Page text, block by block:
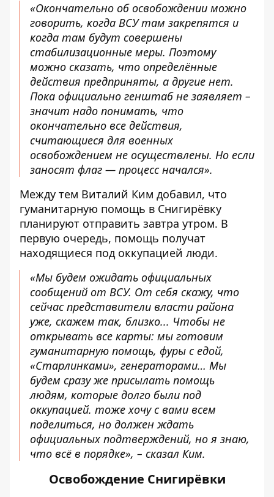
«Окончательно об освобождении можно
говорить, когда ВСУ там закрепятся и
когда там будут совершены
стабилизационные меры. Поэтому
можно сказать, что определённые
действия предприняты, а другие нет.
Пока официально генштаб не заявляет –
значит надо понимать, что
окончательно все действия,
считающиеся для военных
освобождением не осуществлены. Но если
заносят флаг — процесс начался».
Между тем Виталий Ким добавил, что
гуманитарную помощь в Снигирёвку
планируют отправить завтра утром. В
первую очередь, помощь получат
находящиеся под оккупацией люди.
«Мы будем ожидать официальных
сообщений от ВСУ. От себя скажу, что
сейчас представители власти района
уже, скажем так, близко... Чтобы не
открывать все карты: мы готовим
гуманитарную помощь, фуры с едой,
«Старлинками», генераторами… Мы
будем сразу же присылать помощь
людям, которые долго были под
оккупацией. тоже хочу с вами всем
поделиться, но должен ждать
официальных подтверждений, но я знаю,
что всё в порядке», – сказал Ким.
Освобождение Снигирёвки